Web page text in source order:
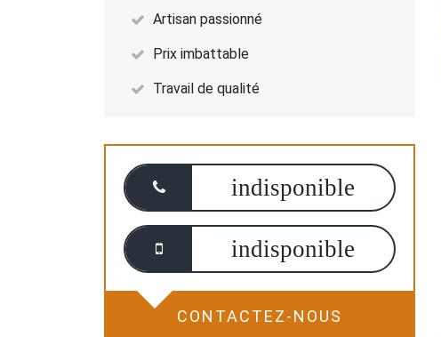
Artisan passionné
Prix imbattable
Travail de qualité
indisponible
indisponible
CONTACTEZ-NOUS